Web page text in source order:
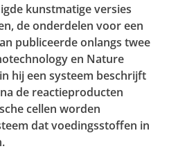
kunstmatige versies
de onderdelen voor een
publiceerde onlangs twee
en Nature
hij een systeem beschrijft
de reactieproducten
cellen worden
dat voedingsstoffen in